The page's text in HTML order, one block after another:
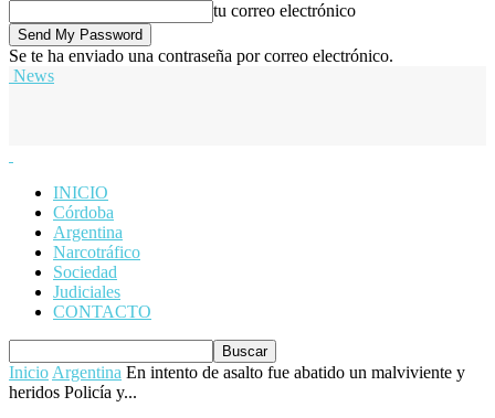
tu correo electrónico
Se te ha enviado una contraseña por correo electrónico.
News
INICIO
Córdoba
Argentina
Narcotráfico
Sociedad
Judiciales
CONTACTO
Inicio Argentina En intento de asalto fue abatido un malviviente y
heridos Policía y...